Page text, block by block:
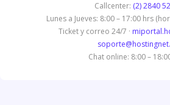
Callcenter: (2) 2840
Lunes a Jueves: 8:00 – 17:00 hrs
Ticket y correo 24/7 ·
Chat online: 8:00 –